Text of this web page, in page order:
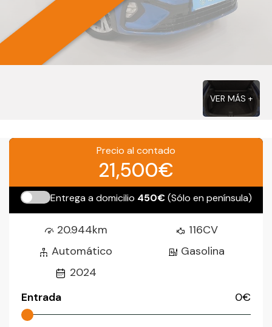
VER MÁS +
Precio al contado
21,500€
Entrega a domicilio 450€(Sólo en península)
20.944km
116CV
Automático
Gasolina
2024
Entrada
0€